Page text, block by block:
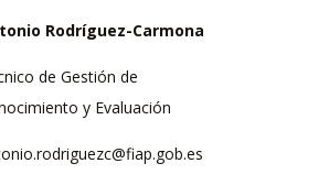
Rodríguez-Carmona
de Gestión de
y Evaluación